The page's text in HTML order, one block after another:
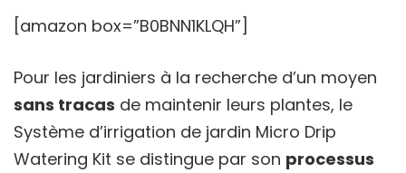
[amazon box=”B0BNN1KLQH”]
Pour les jardiniers à la recherche d’un moyen
sans tracas de maintenir leurs plantes, le
Système d’irrigation de jardin Micro Drip
Watering Kit se distingue par son processus